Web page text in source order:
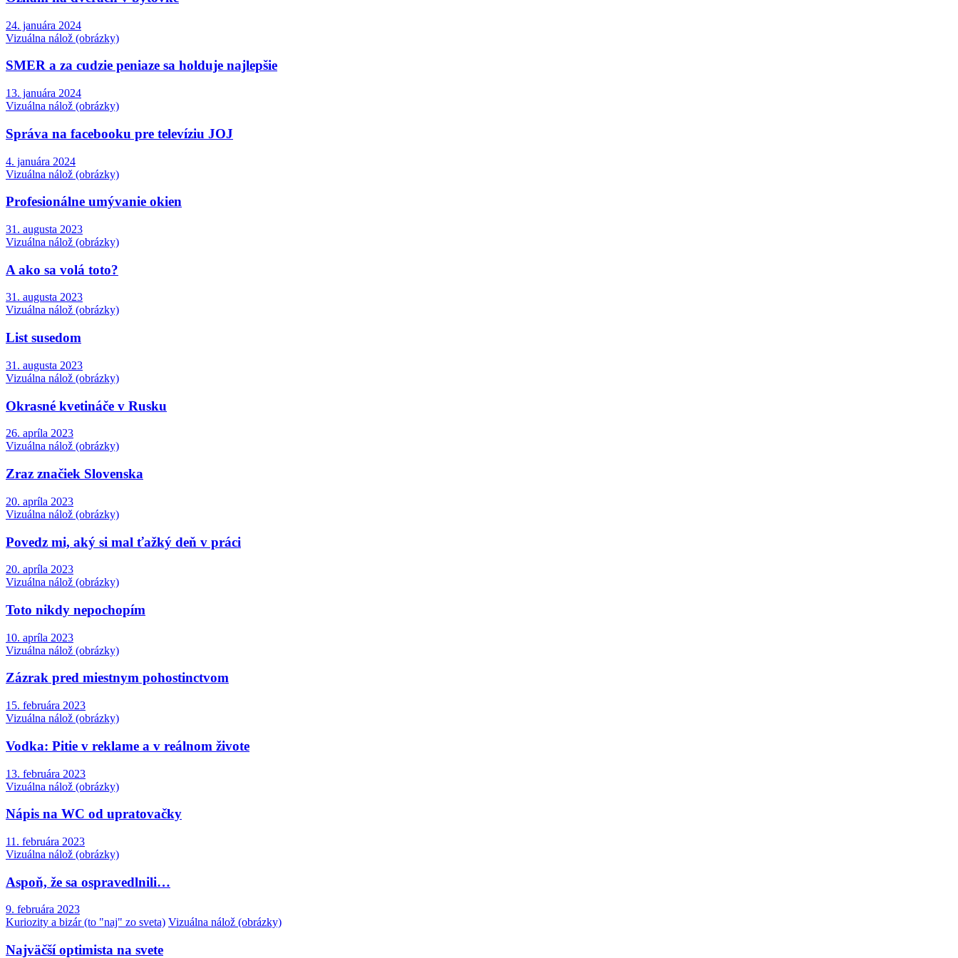
24. januára 2024
Vizuálna nálož (obrázky)
SMER a za cudzie peniaze sa holduje najlepšie
13. januára 2024
Vizuálna nálož (obrázky)
Správa na facebooku pre televíziu JOJ
4. januára 2024
Vizuálna nálož (obrázky)
Profesionálne umývanie okien
31. augusta 2023
Vizuálna nálož (obrázky)
A ako sa volá toto?
31. augusta 2023
Vizuálna nálož (obrázky)
List susedom
31. augusta 2023
Vizuálna nálož (obrázky)
Okrasné kvetináče v Rusku
26. apríla 2023
Vizuálna nálož (obrázky)
Zraz značiek Slovenska
20. apríla 2023
Vizuálna nálož (obrázky)
Povedz mi, aký si mal ťažký deň v práci
20. apríla 2023
Vizuálna nálož (obrázky)
Toto nikdy nepochopím
10. apríla 2023
Vizuálna nálož (obrázky)
Zázrak pred miestnym pohostinctvom
15. februára 2023
Vizuálna nálož (obrázky)
Vodka: Pitie v reklame a v reálnom živote
13. februára 2023
Vizuálna nálož (obrázky)
Nápis na WC od upratovačky
11. februára 2023
Vizuálna nálož (obrázky)
Aspoň, že sa ospravedlnili…
9. februára 2023
Kuriozity a bizár (to "naj" zo sveta) Vizuálna nálož (obrázky)
Najväčší optimista na svete